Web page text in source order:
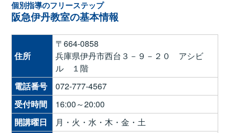
個別指導のフリーステップ
阪急伊丹教室の基本情報
住所
〒664-0858
兵庫県伊丹市西台３－９－２０ アシビ
ル １階
電話番号
072-777-4567
受付時間
16:00～20:00
開講曜日
月・火・水・木・金・土